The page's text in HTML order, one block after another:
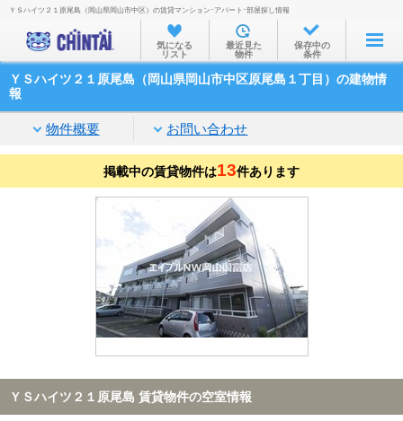
お部屋を探す
沿線・駅から
家賃相場から
通勤通学時間から
物件特集から
不動産会社から
TOP
ＹＳハイツ２１原尾島（岡山県岡山市中区）の賃貸マンション･アパート･部屋探し情報
気になる
リスト
最近見た
物件
保存中の
条件
ＹＳハイツ２１原尾島（岡山県岡山市中区原尾島１丁目）の建物情
報
物件概要 お問い合わせ
掲載中の賃貸物件は13件あります
ＹＳハイツ２１原尾島 賃貸物件の空室情報